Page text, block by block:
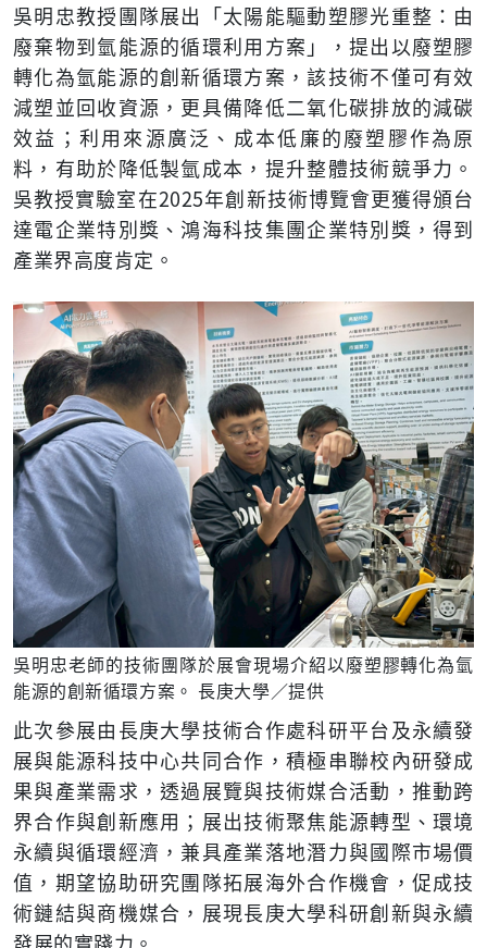
吳明忠教授團隊展出「太陽能驅動塑膠光重整：由
廢棄物到氫能源的循環利用方案」，提出以廢塑膠
轉化為氫能源的創新循環方案，該技術不僅可有效
減塑並回收資源，更具備降低二氧化碳排放的減碳
效益；利用來源廣泛、成本低廉的廢塑膠作為原
料，有助於降低製氫成本，提升整體技術競爭力。
吳教授實驗室在2025年創新技術博覽會更獲得頒台
達電企業特別獎、鴻海科技集團企業特別獎，得到
產業界高度肯定。
吳明忠老師的技術團隊於展會現場介紹以廢塑膠轉化為氫
能源的創新循環方案。 長庚大學／提供
此次參展由長庚大學技術合作處科研平台及永續發
展與能源科技中心共同合作，積極串聯校內研發成
果與產業需求，透過展覽與技術媒合活動，推動跨
界合作與創新應用；展出技術聚焦能源轉型、環境
永續與循環經濟，兼具產業落地潛力與國際市場價
值，期望協助研究團隊拓展海外合作機會，促成技
術鏈結與商機媒合，展現長庚大學科研創新與永續